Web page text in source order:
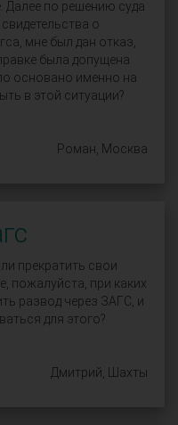
Далее по решению суда
о
мне был дан отказ,
была допущена
основано именно на
в этой ситуации?
Роман, Москва
прекратить свои
пожалуйста, при каких
развод через ЗАГС, и
для этого?
Дмитрий, Шахты